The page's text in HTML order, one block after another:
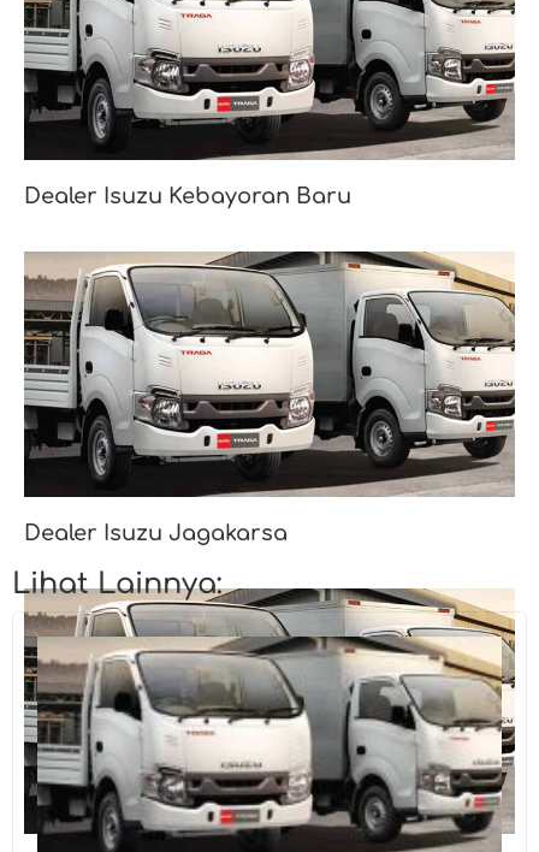
Dealer Isuzu Kebayoran Baru
Dealer Isuzu Jagakarsa
Lihat Lainnya: